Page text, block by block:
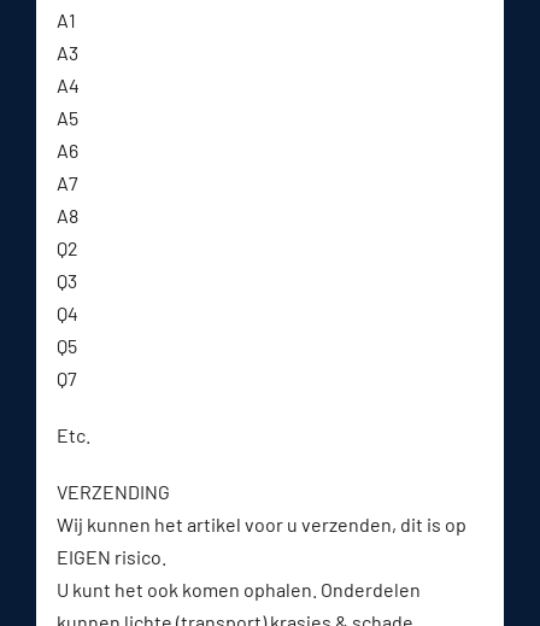
A1
A3
A4
A5
A6
A7
A8
Q2
Q3
Q4
Q5
Q7
Etc.
VERZENDING
Wij kunnen het artikel voor u verzenden, dit is op
EIGEN risico.
U kunt het ook komen ophalen. Onderdelen